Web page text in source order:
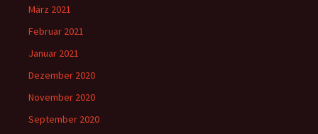
März 2021
Februar 2021
Januar 2021
Dezember 2020
November 2020
September 2020